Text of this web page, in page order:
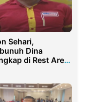
Sehari,
Dina
di Rest Area